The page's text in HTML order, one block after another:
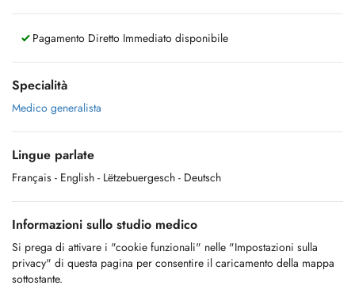
Pagamento Diretto Immediato disponibile
Specialità
Medico generalista
Lingue parlate
Français - English - Lëtzebuergesch - Deutsch
Informazioni sullo studio medico
Si prega di attivare i "cookie funzionali" nelle "Impostazioni sulla
privacy" di questa pagina per consentire il caricamento della mappa
sottostante.